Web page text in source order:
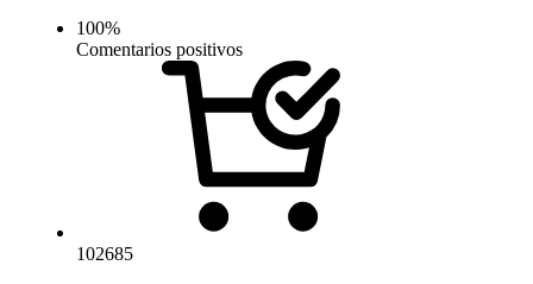
100%
Comentarios positivos
102685